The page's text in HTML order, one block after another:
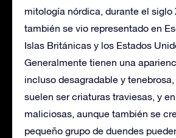
mitología nórdica, durante el siglo
también se vio representado en
Islas Británicas y los Estados
Generalmente tienen una
incluso desagradable y
suelen ser criaturas traviesas, y
maliciosas, aunque también se
pequeño grupo de duendes